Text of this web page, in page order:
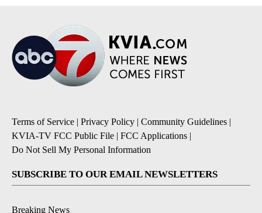
Terms of Service | Privacy Policy | Community Guidelines |
KVIA-TV FCC Public File | FCC Applications |
Do Not Sell My Personal Information
SUBSCRIBE TO OUR EMAIL NEWSLETTERS
Breaking News